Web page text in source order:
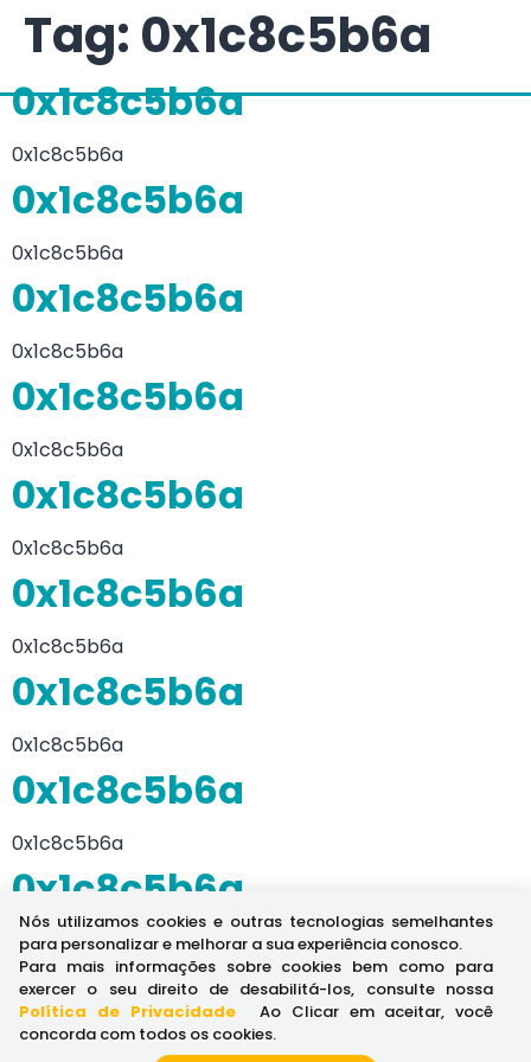
Tag: 0x1c8c5b6a
0x1c8c5b6a
0x1c8c5b6a
0x1c8c5b6a
0x1c8c5b6a
0x1c8c5b6a
0x1c8c5b6a
0x1c8c5b6a
0x1c8c5b6a
0x1c8c5b6a
0x1c8c5b6a
0x1c8c5b6a
0x1c8c5b6a
0x1c8c5b6a
0x1c8c5b6a
0x1c8c5b6a
0x1c8c5b6a
0x1c8c5b6a
0x1c8c5b6a
0x1c8c5b6a
0x1c8c5b6a
Nós utilizamos cookies e outras tecnologias semelhantes
para personalizar e melhorar a sua experiência conosco.
Para mais informações sobre cookies bem como para
exercer o seu direito de desabilitá-los, consulte nossa
Política de Privacidade.
Ao Clicar em aceitar, você
concorda com todos os cookies.